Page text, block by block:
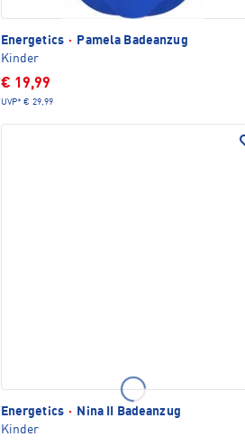
Energetics ·
Pamela Badeanzug
Kinder
€ 19,99
UVP* € 29,99
Energetics ·
Nina II Badeanzug
Kinder